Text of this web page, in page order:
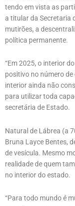
tendo em vista as
a titular da Secretaria
mutirões, a
política permanente.
“Em 2025, o interior
positivo no número
interior ainda não
para utilizar toda
secretária de Estado.
Natural de Lábrea (a
Bruna Layce Bentes,
de vesícula. Mesmo
realidade de quem
no interior do estado.
“Para todo mundo é